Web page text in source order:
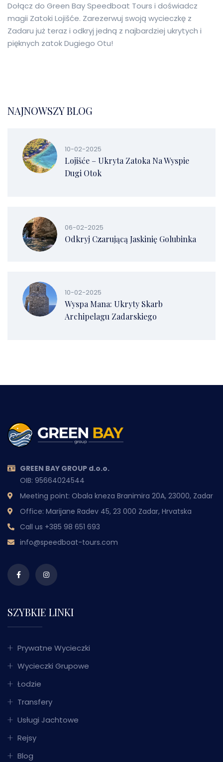
Dołącz do Green Bay Speedboat Tours i doświadcz
magii Zatoki Lojišće. Zarezerwuj swoją wycieczkę z
Zadaru już teraz i odkryj jedną z najbardziej ukrytych i
pięknych zatok Dugiego Otu!
NAJNOWSZY BLOG
10-02-2025
Lojišće – Ukryta Zatoka Na Wyspie
Dugi Otok
06-02-2025
Odkryj Czarującą Jaskinię Golubinka
10-02-2025
Wyspa Mana: Ukryty Skarb
Archipelagu Zadarskiego
GREEN BAY GROUP d.o.o.
OIB: 95664024544
Meeting point: Obala kneza Branimira 20A, 23000, Zadar
Office: Marijane Radev 45, 23 000 Zadar, Hrvatska
Call us +385 98 651 693
info@speedboat-tours.com
SZYBKIE LINKI
Prywatne Wycieczki
Wycieczki Grupowe
Łodzie
Transfery
Usługi Jachtowe
Rejsy
Blog